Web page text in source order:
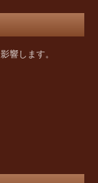
響します。